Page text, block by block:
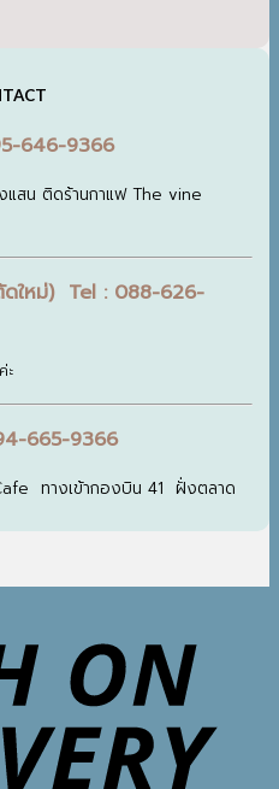
646-9366
แสน ติดร้านกาแฟ The vine
ใหม่) Tel : 088-626-
ะ
665-9366
ทางเข้ากองบิน 41 ฝั่งตลาด